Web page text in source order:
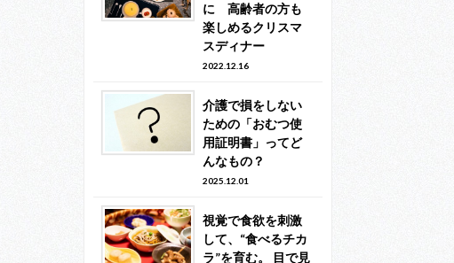
に 高齢者の方も
楽しめるクリスマ
スディナー
2022.12.16
介護で損をしない
ための「おむつ使
用証明書」ってど
んなもの？
2025.12.01
視覚で食欲を刺激
して、“食べるチカ
ラ”を育む。 目で見